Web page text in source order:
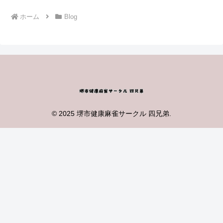
ホーム Blog
© 2025 堺市健康麻雀サークル 四兄弟.